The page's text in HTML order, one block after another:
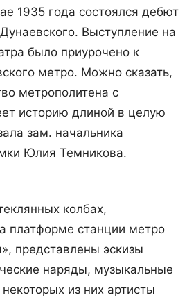
1935 года состоялся дебют
Выступление на
было приурочено к
метро. Можно сказать,
метрополитена с
историю длиной в целую
зам. начальника
Юлия Темникова.
колбах,
платформе станции метро
представлены эскизы
наряды, музыкальные
из них артисты